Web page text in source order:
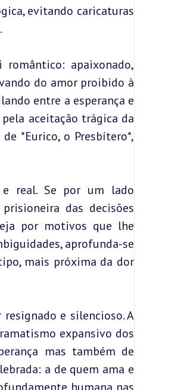
evitando caricaturas
apaixonado,
do amor proibido à
entre a esperança e
aceitação trágica da
*Eurico, o Presbítero*,
real. Se por um lado
das decisões
por motivos que lhe
aprofunda-se
mais próxima da dor
e silencioso. A
expansivo dos
mas também de
a de quem ama e